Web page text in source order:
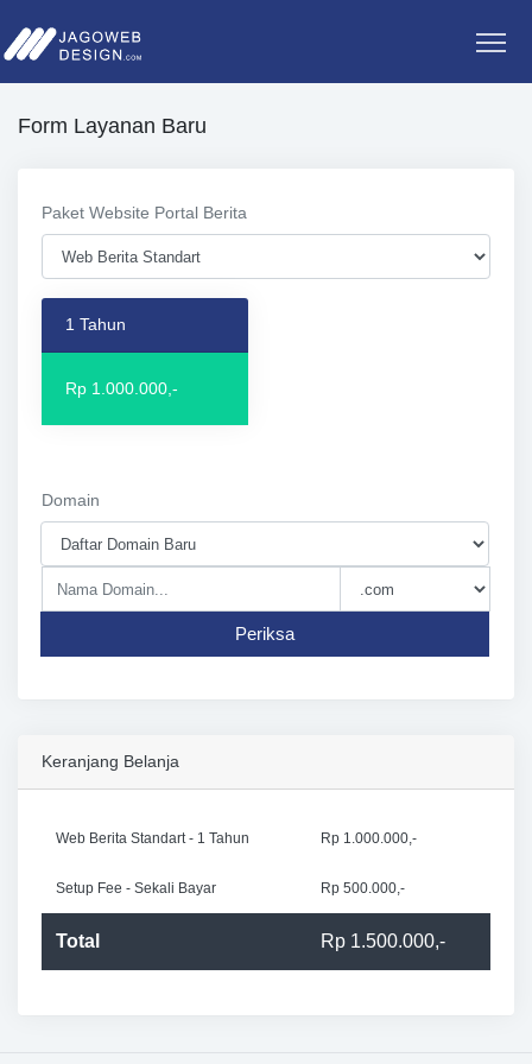
Form Layanan Baru
Paket Website Portal Berita
1 Tahun
Rp 1.000.000,-
Domain
Periksa
Keranjang Belanja
Web Berita Standart - 1 Tahun Rp 1.000.000,-
Setup Fee - Sekali Bayar Rp 500.000,-
Total Rp 1.500.000,-